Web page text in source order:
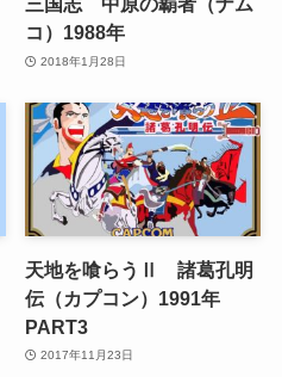
コ）1988年
2018年1月28日
天地を喰らうⅡ 諸葛孔明
伝（カプコン）1991年
PART3
2017年11月23日